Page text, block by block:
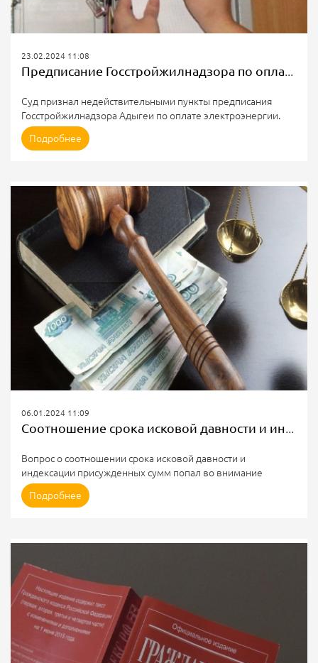
23.02.2024 11:08
Предписание Госстройжилнадзора по оплате электроэнергии
Суд признал недействительными пункты предписания
Госстройжилнадзора Адыгеи по оплате электроэнергии.
Причина: нет оснований считать счетчик нерасчетным.
Контролирующий орган вмешивается в гражданские
перерасчете платы за электроэнергию.
До этого Госстройжилнадзор провел проверку по вопросу
начисления платы за электрическую энергию в жилом
доме. За месяц счетчик намотал 33899 кВт.ч.
Было обнаружено, что расчётный...
Подробнее
06.01.2024 11:09
Соотношение срока исковой давности и индексации присужденных сумм
Вопрос о соотношении срока исковой давности и
индексации присужденных сумм попал во внимание
Заместителя председателя Верховного Суда РФ
Определение от 11.12.2023 № 309-ЭС23-17903 по делу
Энергосбытовая компания обратилась в суд с требованием
подано 22.11.2022.
Сумма индексации была рассчитана с 25.08.2010 (дата
объявления резолютивной части судебного акта) по
17.05.2011 (дата фактического...
Подробнее